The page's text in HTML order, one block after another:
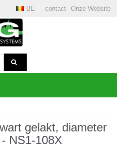
contact Onze Website
BE
gelakt, diameter
NS1-108X